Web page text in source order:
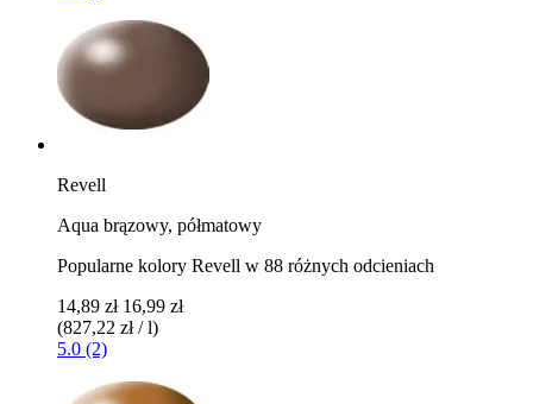
Revell
Aqua brązowy, półmatowy
Popularne kolory Revell w 88 różnych odcieniach
14,89 zł 16,99 zł
(827,22 zł / l)
5.0 (2)